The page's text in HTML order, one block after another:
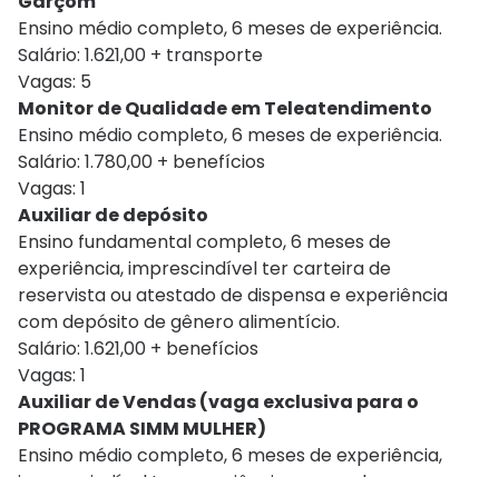
Ensino médio completo, 6 meses de experiência.
Salário: 1.621,00 + transporte
Vagas: 5
Monitor de Qualidade em Teleatendimento
Ensino médio completo, 6 meses de experiência.
Salário: 1.780,00 + benefícios
Vagas: 1
Auxiliar de depósito
Ensino fundamental completo, 6 meses de
experiência, imprescindível ter carteira de
reservista ou atestado de dispensa e experiência
com depósito de gênero alimentício.
Salário: 1.621,00 + benefícios
Vagas: 1
Auxiliar de Vendas (vaga exclusiva para o
PROGRAMA SIMM MULHER)
Ensino médio completo, 6 meses de experiência,